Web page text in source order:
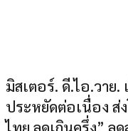
มิสเตอร์. ดี.ไอ.วาย
ประหยัดต่อเนื่อง ส่ง